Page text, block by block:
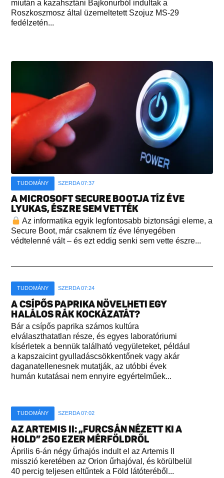
miután a kazahsztáni Bajkonurból indultak a
Roszkoszmosz által üzemeltetett Szojuz MS-29
fedélzetén...
TUDOMÁNY SZERDA 07:37
A MICROSOFT SECURE BOOTJA TÍZ ÉVE
LYUKAS, ÉSZRE SEM VETTÉK
Az informatika egyik legfontosabb biztonsági eleme, a
Secure Boot, már csaknem tíz éve lényegében
védtelenné vált – és ezt eddig senki sem vette észre...
TUDOMÁNY SZERDA 07:24
A CSÍPŐS PAPRIKA NÖVELHETI EGY
HALÁLOS RÁK KOCKÁZATÁT?
Bár a csípős paprika számos kultúra
elválaszthatatlan része, és egyes laboratóriumi
kísérletek a bennük található vegyületeket, például
a kapszaicint gyulladáscsökkentőnek vagy akár
daganatellenesnek mutatják, az utóbbi évek
humán kutatásai nem ennyire egyértelműek...
TUDOMÁNY SZERDA 07:02
AZ ARTEMIS II: „FURCSÁN NÉZETT KI A
HOLD” 250 EZER MÉRFÖLDRŐL
Április 6-án négy űrhajós indult el az Artemis II
misszió keretében az Orion űrhajóval, és körülbelül
40 percig teljesen eltűntek a Föld látóteréből...